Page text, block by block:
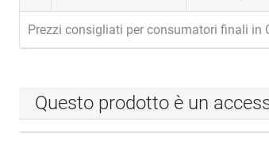
Prezzi consigliati per consumatori finali in
Questo prodotto è un